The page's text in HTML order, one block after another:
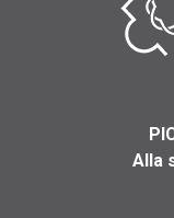
Alla